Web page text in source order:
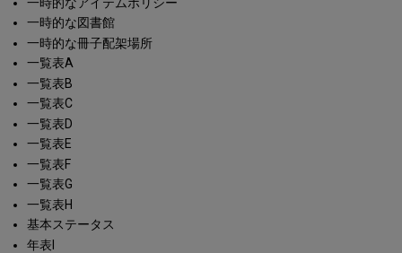
一時的な図書館
一時的な冊子配架場所
一覧表A
一覧表B
一覧表C
一覧表D
一覧表E
一覧表F
一覧表G
一覧表H
基本ステータス
年表I